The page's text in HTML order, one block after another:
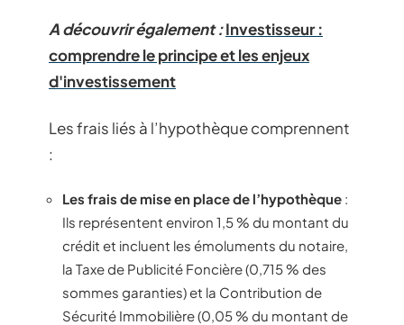
A découvrir également :Investisseur :
comprendre le principe et les enjeux
d'investissement
Les frais liés à l’hypothèque comprennent
:
Les frais de mise en place de l’hypothèque :
Ils représentent environ 1,5 % du montant du
crédit et incluent les émoluments du notaire,
la Taxe de Publicité Foncière (0,715 % des
sommes garanties) et la Contribution de
Sécurité Immobilière (0,05 % du montant de